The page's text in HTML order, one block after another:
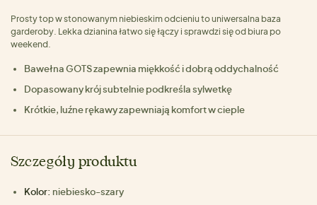
Prosty top w stonowanym niebieskim odcieniu to uniwersalna baza
garderoby. Lekka dzianina łatwo się łączy i sprawdzi się od biura po
weekend.
Bawełna GOTS zapewnia miękkość i dobrą oddychalność
Dopasowany krój subtelnie podkreśla sylwetkę
Krótkie, luźne rękawy zapewniają komfort w cieple
Szczegóły produktu
Kolor: niebiesko-szary